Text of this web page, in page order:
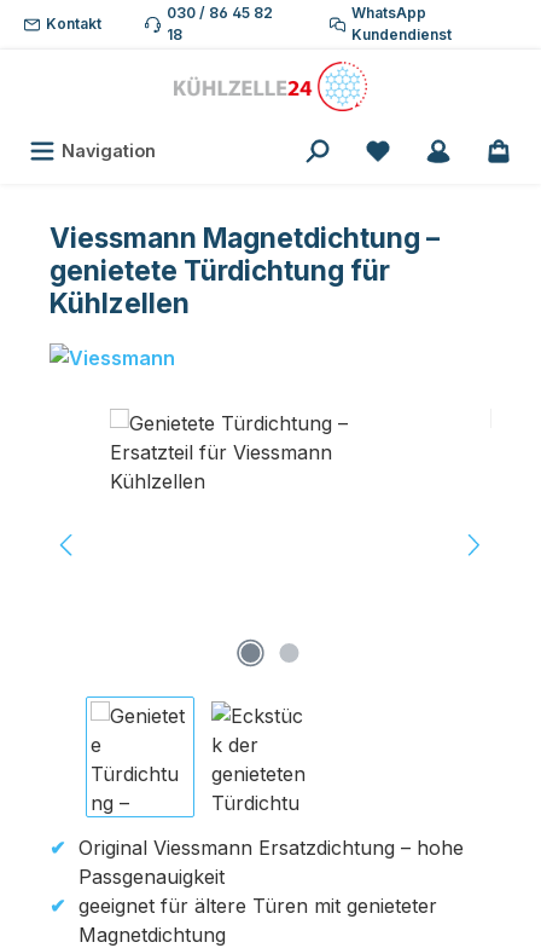
Zum Hauptinhalt springen
Kontakt
030 / 86 45 82
18
WhatsApp
Kundendienst
Navigation Du hast 0
Viessmann Magnetdichtung –
genietete Türdichtung für
Kühlzellen
Bildergalerie überspringen
Original Viessmann Ersatzdichtung – hohe
Passgenauigkeit
geeignet für ältere Türen mit genieteter
Magnetdichtung